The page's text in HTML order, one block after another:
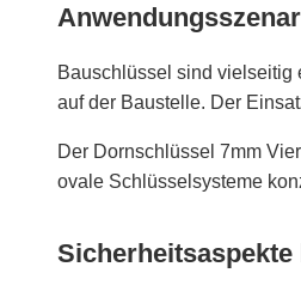
Bauschlüssel sind vielseitig
auf der Baustelle. Der
Der Dornschlüssel 7mm
ovale Schlüsselsysteme